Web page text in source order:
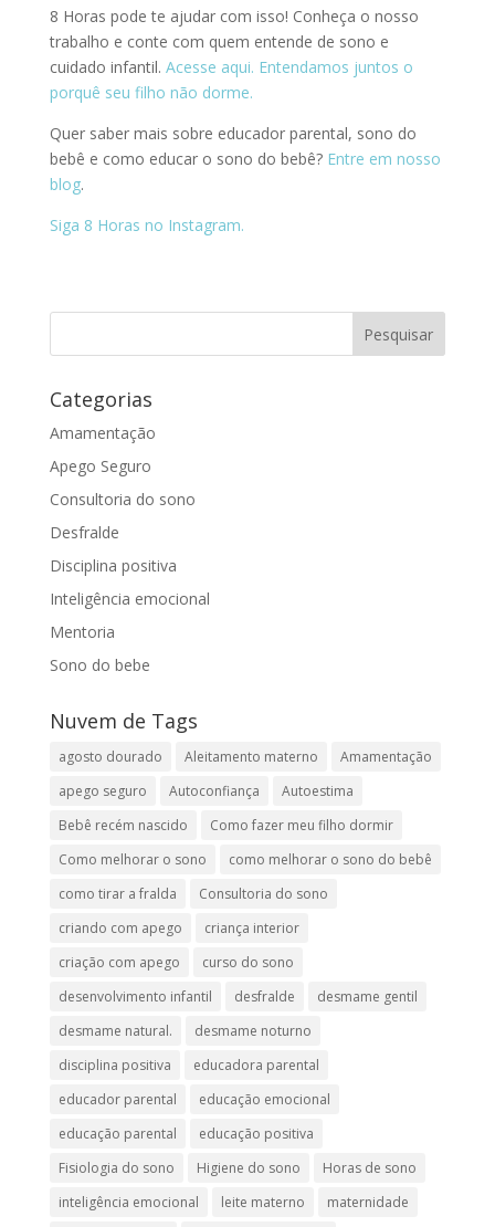
8 Horas pode te ajudar com isso! Conheça o nosso
trabalho e conte com quem entende de sono e
cuidado infantil. Acesse aqui. Entendamos juntos o
porquê seu filho não dorme.
Quer saber mais sobre educador parental, sono do
bebê e como educar o sono do bebê? Entre em nosso
blog.
Siga 8 Horas no Instagram.
Categorias
Amamentação
Apego Seguro
Consultoria do sono
Desfralde
Disciplina positiva
Inteligência emocional
Mentoria
Sono do bebe
Nuvem de Tags
agosto dourado Aleitamento materno
Amamentação
apego seguro
Autoconfiança
Autoestima
Bebê recém nascido
Como fazer meu filho dormir
Como melhorar o sono
como melhorar o sono do bebê
como tirar a fralda
Consultoria do sono
criando com apego
criança interior
criação com apego
curso do sono
desenvolvimento infantil
desfralde
desmame gentil
desmame natural.
desmame noturno
disciplina positiva
educadora parental
educador parental
educação emocional
educação parental
educação positiva
Fisiologia do sono
Higiene do sono
Horas de sono
inteligência emocional
leite materno maternidade